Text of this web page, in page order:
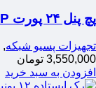
پچ پنل ۲۴ پورت CAT6 UTP لگراند
تجهیزات پسیو شبکه,
3,550,000 تومان
افزودن به سبد خرید